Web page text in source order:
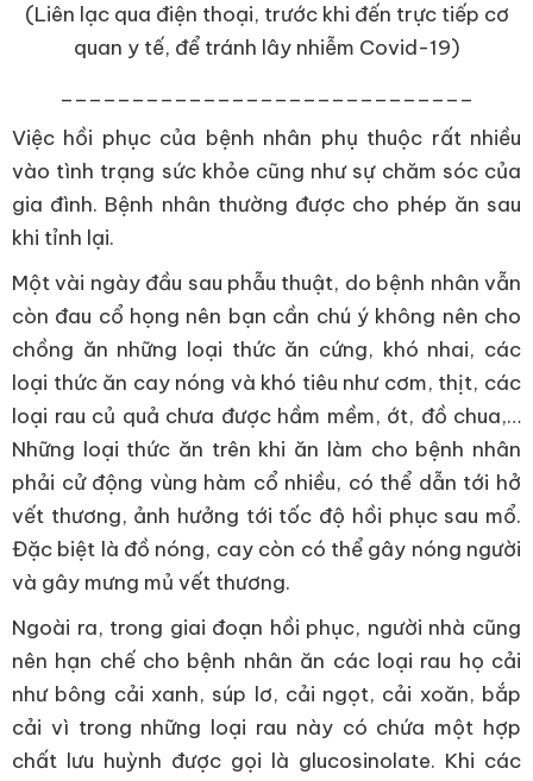
(Liên lạc qua điện thoại, trước khi đến trực tiếp cơ
quan y tế, để tránh lây nhiễm Covid-19)
Việc hồi phục của bệnh nhân phụ thuộc rất nhiều
vào tình trạng sức khỏe cũng như sự chăm sóc của
gia đình. Bệnh nhân thường được cho phép ăn sau
khi tỉnh lại.
Một vài ngày đầu sau phẫu thuật, do bệnh nhân vẫn
còn đau cổ họng nên bạn cần chú ý không nên cho
chồng ăn những loại thức ăn cứng, khó nhai, các
loại thức ăn cay nóng và khó tiêu như cơm, thịt, các
loại rau củ quả chưa được hầm mềm, ớt, đồ chua,…
Những loại thức ăn trên khi ăn làm cho bệnh nhân
phải cử động vùng hàm cổ nhiều, có thể dẫn tới hở
vết thương, ảnh hưởng tới tốc độ hồi phục sau mổ.
Đặc biệt là đồ nóng, cay còn có thể gây nóng người
và gây mưng mủ vết thương.
Ngoài ra, trong giai đoạn hồi phục, người nhà cũng
nên hạn chế cho bệnh nhân ăn các loại rau họ cải
như bông cải xanh, súp lơ, cải ngọt, cải xoăn, bắp
cải vì trong những loại rau này có chứa một hợp
chất lưu huỳnh được gọi là glucosinolate. Khi các